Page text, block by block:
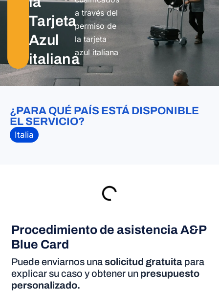
Tarjeta
Azul
italiana
a través del
permiso de
la tarjeta
azul italiana
¿PARA QUÉ PAÍS ESTÁ DISPONIBLE
EL SERVICIO?
Italia
Procedimiento de asistencia A&P
Blue Card
Puede enviarnos unasolicitud gratuita para
explicar su caso y obtener un presupuesto
personalizado.